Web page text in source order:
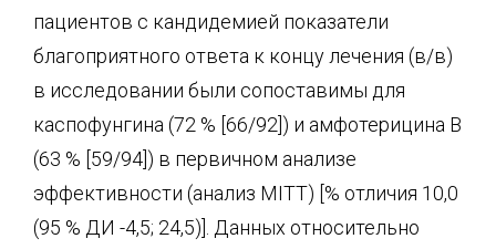
пациентов с кандидемией показатели
благоприятного ответа к концу лечения (в/в)
в исследовании были сопоставимы для
каспофунгина (72 % [66/92]) и амфотерицина В
(63 % [59/94]) в первичном анализе
эффективности (анализ MITT) [% отличия 10,0
(95 % ДИ -4,5; 24,5)]. Данных относительно